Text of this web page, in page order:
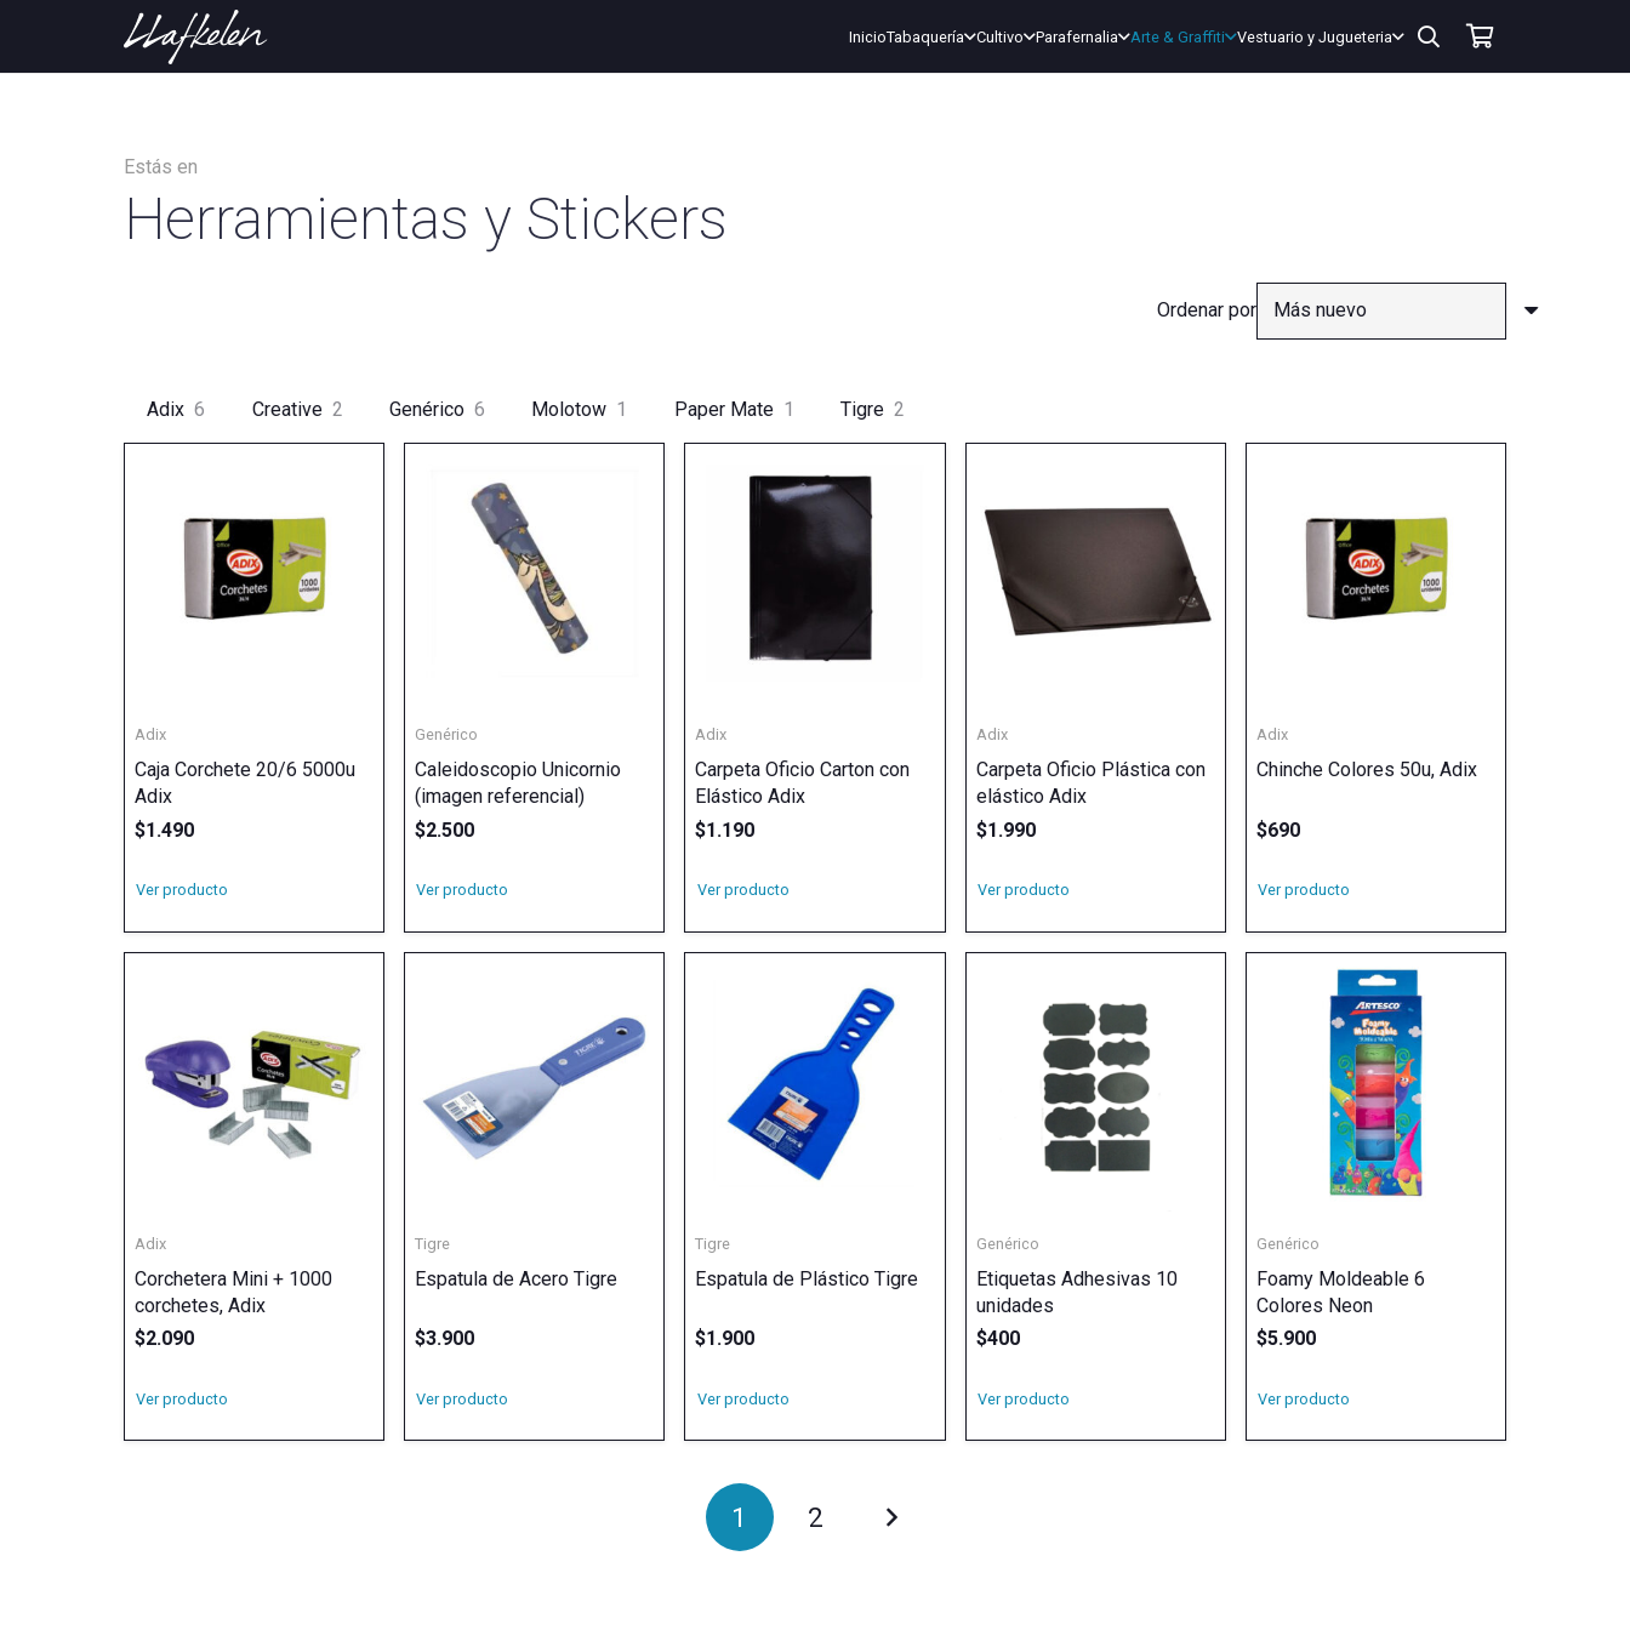
InicioTabaquería Cultivo Parafernalia Arte & Graffiti Vestuario y Jugueteria
Estás en
Herramientas y Stickers
Ordenar por
Adix 6 Creative 2 Genérico 6 Molotow 1 Paper Mate 1 Tigre 2
Adix
Caja Corchete 20/6 5000u
Adix
$1.490
Ver producto
Genérico
Caleidoscopio Unicornio
(imagen referencial)
$2.500
Ver producto
Adix
Carpeta Oficio Carton con
Elástico Adix
$1.190
Ver producto
Adix
Carpeta Oficio Plástica con
elástico Adix
$1.990
Ver producto
Adix
Chinche Colores 50u, Adix
$690
Ver producto
Adix
Corchetera Mini + 1000
corchetes, Adix
$2.090
Ver producto
Tigre
Espatula de Acero Tigre
$3.900
Ver producto
Tigre
Espatula de Plástico Tigre
$1.900
Ver producto
Genérico
Etiquetas Adhesivas 10
unidades
$400
Ver producto
Genérico
Foamy Moldeable 6
Colores Neon
$5.900
Ver producto
1 2